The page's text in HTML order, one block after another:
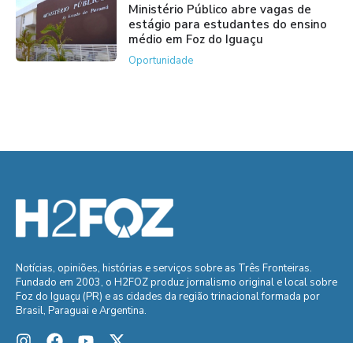
Ministério Público abre vagas de
estágio para estudantes do ensino
médio em Foz do Iguaçu
Oportunidade
Notícias, opiniões, histórias e serviços sobre as Três Fronteiras.
Fundado em 2003, o H2FOZ produz jornalismo original e local sobre
Foz do Iguaçu (PR) e as cidades da região trinacional formada por
Brasil, Paraguai e Argentina.